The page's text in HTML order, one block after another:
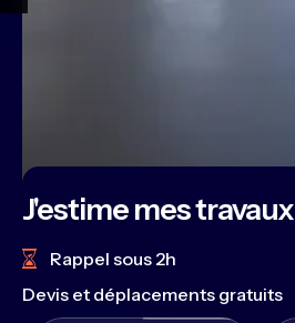
J'estime mes travaux
Rappel sous 2h
Devis et déplacements gratuits